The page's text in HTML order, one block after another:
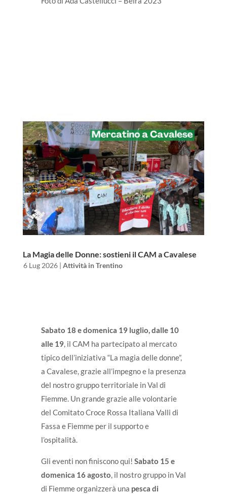
La Magia delle Donne: sostieni il CAM a Cavalese
6 Lug 2026| Attività in Trentino
Sabato 18 e domenica 19 luglio, dalle 10
alle 19, il CAM ha partecipato al mercato
tipico dell’iniziativa “La magia delle donne”,
a Cavalese, grazie all’impegno e la presenza
del nostro gruppo territoriale in Val di
Fiemme. Un grande grazie alle volontarie
del Comitato Croce Rossa Italiana Valli di
Fassa e Fiemme per il supporto e
l’ospitalità.
Gli eventi non finiscono qui! Sabato 15 e
domenica 16 agosto, il nostro gruppo in Val
di Fiemme organizzerà una pesca di